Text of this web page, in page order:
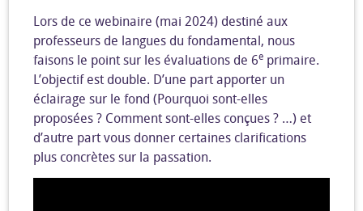
Lors de ce webinaire (mai 2024) destiné aux
professeurs de langues du fondamental, nous
faisons le point sur les évaluations de 6e primaire.
L’objectif est double. D’une part apporter un
éclairage sur le fond (Pourquoi sont-elles
proposées ? Comment sont-elles conçues ? …) et
d’autre part vous donner certaines clarifications
plus concrètes sur la passation.